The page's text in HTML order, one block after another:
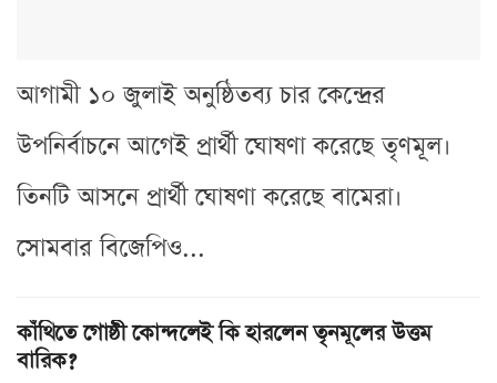
আগামী ১০ জুলাই অনুষ্ঠিতব্য চার কেন্দ্রের
উপনির্বাচনে আগেই প্রার্থী ঘোষণা করেছে তৃণমূল।
তিনটি আসনে প্রার্থী ঘোষণা করেছে বামেরা।
সোমবার বিজেপিও...
কাঁথিতে গোষ্ঠী কোন্দলেই কি হারলেন তৃনমূলের উত্তম
বারিক?